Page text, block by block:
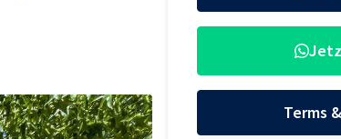
Terms